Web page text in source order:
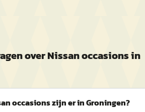
overNissanoccasions in
occasions zijn er in Groningen?